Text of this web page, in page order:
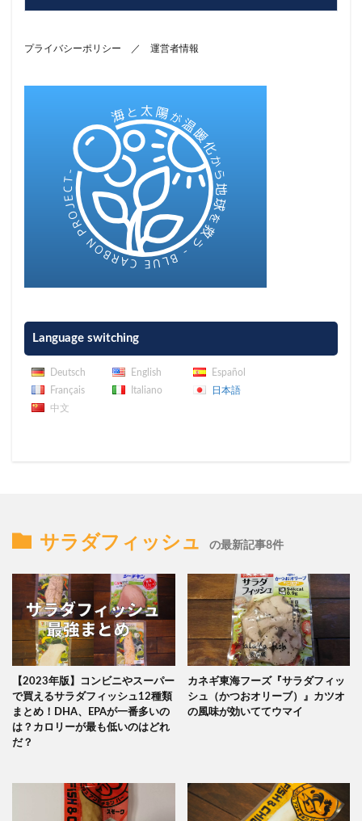
プライバシーポリシー ／ 運営者情報
Language switching
Deutsch English
Español
Français
Italiano
日本語
中文
サラダフィッシュ の最新記事8件
【2023年版】コンビニやスーパー
で買えるサラダフィッシュ12種類
まとめ！DHA、EPAが一番多いの
は？カロリーが最も低いのはどれ
だ？
カネギ東海フーズ『サラダフィッ
シュ（かつおオリーブ）』カツオ
の風味が効いててウマイ